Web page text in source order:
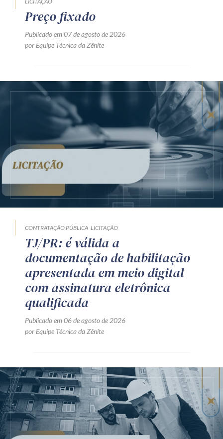
Preço fixado
Publicado em 07 de agosto de 2026
por Equipe Técnica da Zênite
CONTRATAÇÃO PÚBLICA LICITAÇÃO
TJ/PR: é válida a
documentação de habilitação
apresentada em meio digital
com assinatura eletrônica
qualificada
Publicado em 06 de agosto de 2026
por Equipe Técnica da Zênite